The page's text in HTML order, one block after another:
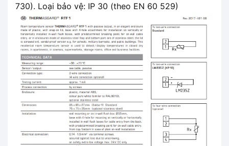
730). Loại bảo vệ: IP 30 (theo EN 60 529)